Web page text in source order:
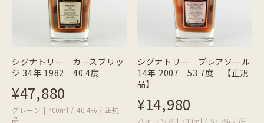
シグナトリー カースブリッ
ジ 34年 1982 40.4度
¥47,880
グレーン | 700ml / 40.4% / 正規
品
シグナトリー ブレアソール
14年 2007 53.7度 【正規
品】
¥14,980
ハイランド | 700ml / 53.7% / 正